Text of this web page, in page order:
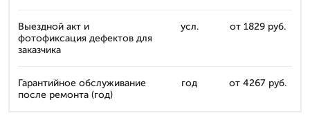
Выездной акт и
фотофиксация дефектов для
заказчика
усл. от 1829 руб.
Гарантийное обслуживание
после ремонта (год)
год от 4267 руб.